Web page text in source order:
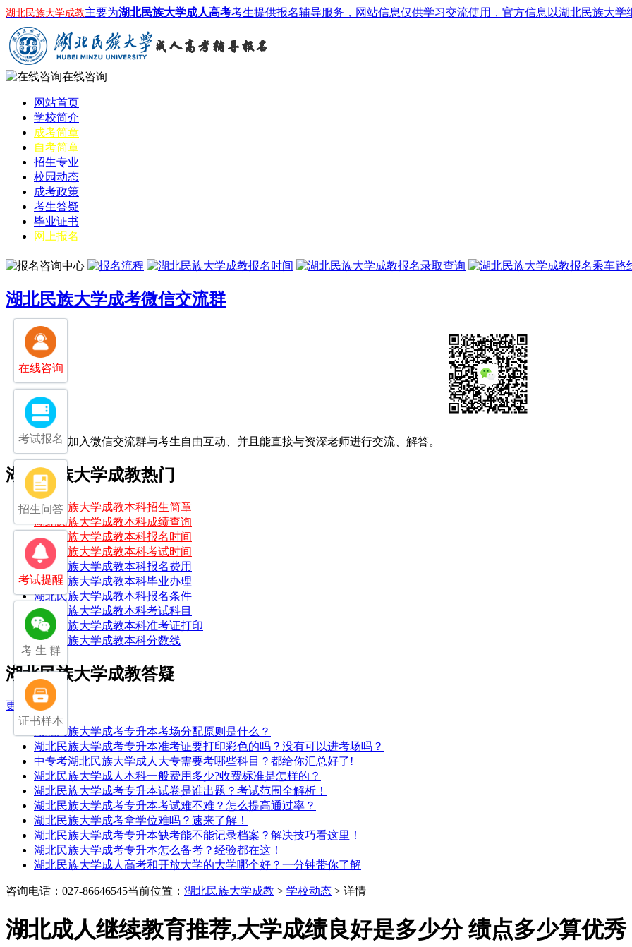
湖北民族大学成教主要为湖北民族大学成人高考考生提供报名辅导服务，网站信息仅供学习交流使用，官方信息以湖北民族大学
在线咨询
网站首页
学校简介
成考简章
自考简章
招生专业
校园动态
成考政策
考生答疑
毕业证书
网上报名
湖北民族大学成考微信交流群
扫一扫加入微信交流群与考生自由互动、并且能直接与资深老师进行交流、解答。
湖北民族大学成教热门
湖北民族大学成教本科招生简章
湖北民族大学成教本科成绩查询
湖北民族大学成教本科报名时间
湖北民族大学成教本科考试时间
湖北民族大学成教本科报名费用
湖北民族大学成教本科毕业办理
湖北民族大学成教本科报名条件
湖北民族大学成教本科考试科目
湖北民族大学成教本科准考证打印
湖北民族大学成教本科分数线
湖北民族大学成教答疑
更多>>
湖北民族大学成考专升本考场分配原则是什么？
湖北民族大学成考专升本准考证要打印彩色的吗？没有可以进考场吗？
中专考湖北民族大学成人大专需要考哪些科目？都给你汇总好了!
湖北民族大学成人本科一般费用多少?收费标准是怎样的？
湖北民族大学成考专升本试卷是谁出题？考试范围全解析！
湖北民族大学成考专升本考试难不难？怎么提高通过率？
湖北民族大学成考拿学位难吗？速来了解！
湖北民族大学成考专升本缺考能不能记录档案？解决技巧看这里！
湖北民族大学成考专升本怎么备考？经验都在这！
湖北民族大学成人高考和开放大学的大学哪个好？一分钟带你了解
咨询电话：027-86646545当前位置： 湖北民族大学成教 > 学校动态 > 详情
湖北成人继续教育推荐,大学成绩良好是多少分 绩点多少算优秀
在线咨询
考试报名
招生问答
考试提醒
考 生 群
证书样本